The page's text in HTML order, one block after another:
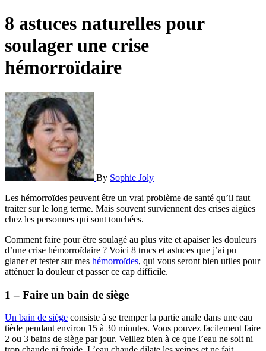
8 astuces naturelles pour
soulager une crise
hémorroïdaire
By Sophie Joly
Les hémorroïdes peuvent être un vrai problème de santé qu’il faut
traiter sur le long terme. Mais souvent surviennent des crises aigües
chez les personnes qui sont touchées.
Comment faire pour être soulagé au plus vite et apaiser les douleurs
d’une crise hémorroïdaire ? Voici 8 trucs et astuces que j’ai pu
glaner et tester sur mes hémorroïdes, qui vous seront bien utiles pour
atténuer la douleur et passer ce cap difficile.
1 – Faire un bain de siège
Un bain de siège consiste à se tremper la partie anale dans une eau
tiède pendant environ 15 à 30 minutes. Vous pouvez facilement faire
2 ou 3 bains de siège par jour. Veillez bien à ce que l’eau ne soit ni